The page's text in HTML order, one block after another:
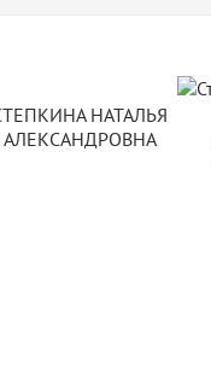
НАТАЛЬЯ
АЛЕКСАНДРОВНА